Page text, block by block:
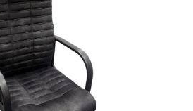
de lumină sincronizată.